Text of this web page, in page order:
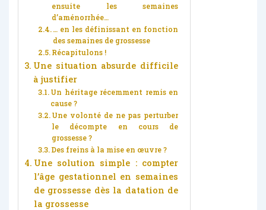
ensuite les semaines
d’aménorrhée…
… en les définissant en fonction
des semaines de grossesse
Récapitulons !
Une situation absurde difficile
à justifier
Un héritage récemment remis en
cause ?
Une volonté de ne pas perturber
le décompte en cours de
grossesse ?
Des freins à la mise en œuvre ?
Une solution simple : compter
l’âge gestationnel en semaines
de grossesse dès la datation de
la grossesse